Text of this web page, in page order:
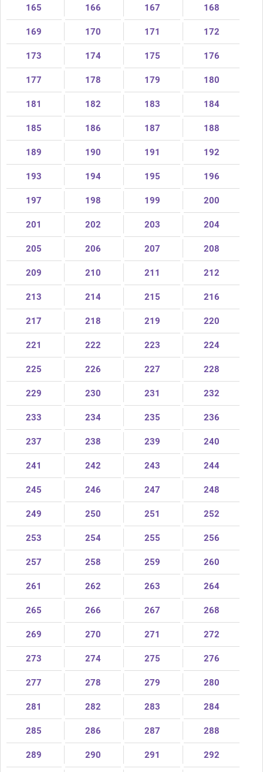
165 166 167 168
169 170 171 172
173 174 175 176
177 178 179 180
181 182 183 184
185 186 187 188
189 190 191 192
193 194 195 196
197 198 199 200
201 202 203 204
205 206 207 208
209 210 211 212
213 214 215 216
217 218 219 220
221 222 223 224
225 226 227 228
229 230 231 232
233 234 235 236
237 238 239 240
241 242 243 244
245 246 247 248
249 250 251 252
253 254 255 256
257 258 259 260
261 262 263 264
265 266 267 268
269 270 271 272
273 274 275 276
277 278 279 280
281 282 283 284
285 286 287 288
289 290 291 292